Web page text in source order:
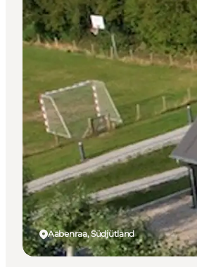
Aabenraa, Südjütland